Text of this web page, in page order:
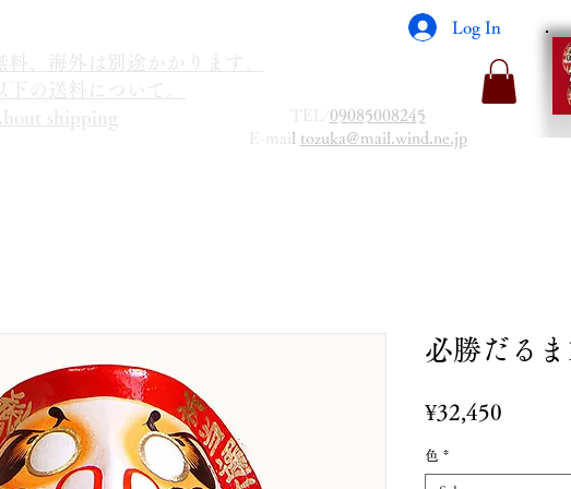
Log In
料、海外は別途かかります。
下の送料について。
shipping
TEL/ 09085008245
E-mai l tozuka@mail.wind.ne.jp
必勝だる
¥32,450
色 *